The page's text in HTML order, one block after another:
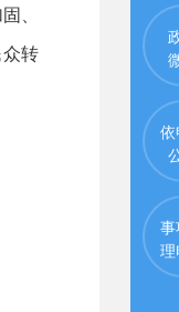
、
转